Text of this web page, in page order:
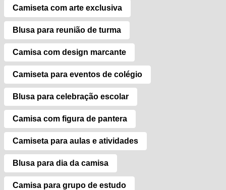
Camiseta com arte exclusiva
Blusa para reunião de turma
Camisa com design marcante
Camiseta para eventos de colégio
Blusa para celebração escolar
Camisa com figura de pantera
Camiseta para aulas e atividades
Blusa para dia da camisa
Camisa para grupo de estudo